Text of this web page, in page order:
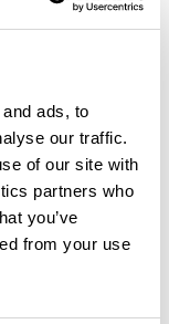
ads, to
our traffic.
of our site with
partners who
you’ve
from your use
à proximité de